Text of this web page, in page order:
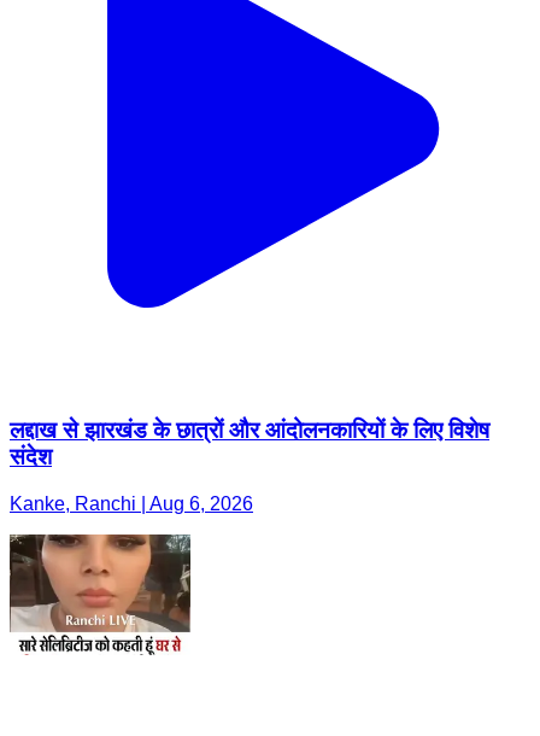
लद्दाख से झारखंड के छात्रों और आंदोलनकारियों के लिए विशेष
संदेश
Kanke, Ranchi | Aug 6, 2026